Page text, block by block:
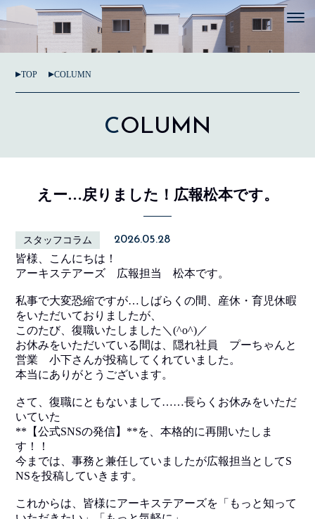
TOP COLUMN
COLUMN
えー…戻りました！広報松本です。
スタッフコラム 2026.05.28
皆様、こんにちは！
アーキステアーズ 広報担当 松本です。
私事で大変恐縮ですが…しばらくの間、産休・育児休暇
をいただいておりましたが、
このたび、復職いたしました＼(^o^)／
お休みをいただいている間は、隠れ社員 プーちゃんと
営業 小下さんが投稿してくれていました。
本当にありがとうございます。
さて、復職にともないまして……長らくお休みをいただ
いていた
**【公式SNSの発信】**を、本格的に再開いたしま
す！！
今までは、事務と兼任していましたが広報担当としてS
NSを投稿していきます。
これからは、皆様にアーキステアーズを「もっと知って